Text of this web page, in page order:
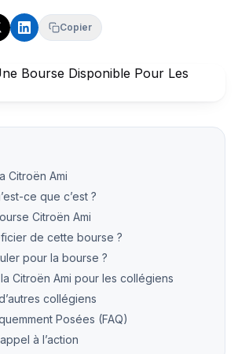
Copier
Citroën Ami
ce que c’est ?
Citroën Ami
de cette bourse ?
pour la bourse ?
Citroën Ami pour les collégiens
collégiens
Posées (FAQ)
à l’action